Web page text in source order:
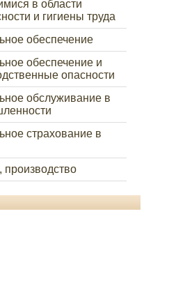
в области
и гигиены труда
обеспечение
обеспечение и
опасности
обслуживание в
страхование в